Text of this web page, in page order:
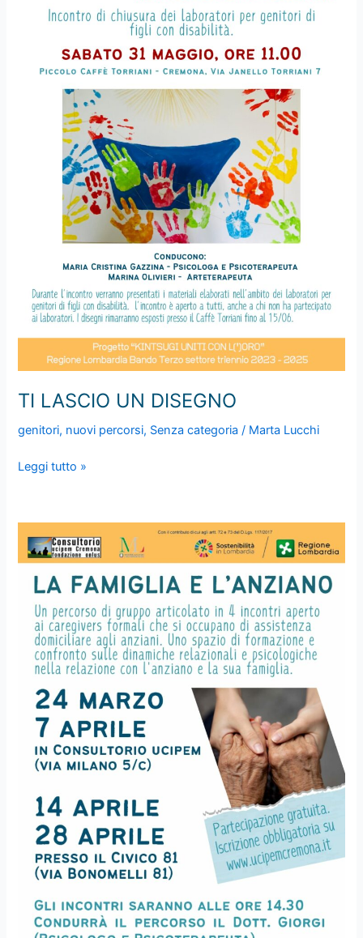
TI LASCIO UN DISEGNO
genitori, nuovi percorsi, Senza categoria / Marta Lucchi
TI
DISEGNO
Leggi tutto »